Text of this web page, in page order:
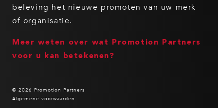
beleving het nieuwe promoten van uw merk
of organisatie.
Meer weten over wat Promotion Partners
voor u kan betekenen?
© 2026 Promotion Partners
Algemene voorwaarden